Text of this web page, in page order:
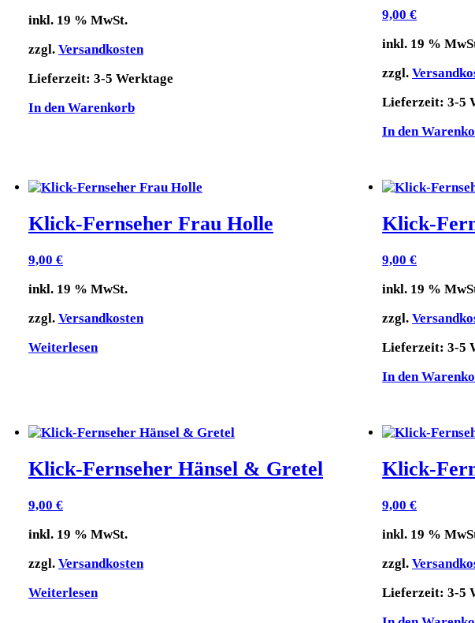
inkl. 19 % MwSt.
zzgl. Versandkosten
Lieferzeit: 3-5 Werktage
In den Warenkorb
9,00€
inkl. 19 %
zzgl.
Lieferzeit:3-5
In den
Klick-Fernseher Frau Holle
9,00 €
inkl. 19 % MwSt.
zzgl. Versandkosten
Weiterlesen
Klick-
9,00€
inkl. 19 %
zzgl.
Lieferzeit:3-5
In den
Klick-Fernseher Hänsel & Gretel
9,00 €
inkl. 19 % MwSt.
zzgl. Versandkosten
Weiterlesen
Klick-
9,00€
inkl. 19 %
zzgl.
Lieferzeit:3-5